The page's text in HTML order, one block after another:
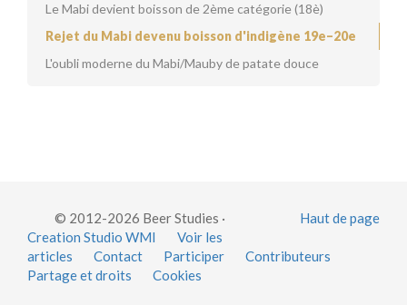
Le Mabi devient boisson de 2ème catégorie (18è)
Rejet du Mabi devenu boisson d'indigène 19e–20e
L'oubli moderne du Mabi/Mauby de patate douce
Haut de page
© 2012-2026 Beer Studies ·
Creation Studio WMI
Voir les
articles
Contact Participer
Contributeurs
Partage et droits
Cookies